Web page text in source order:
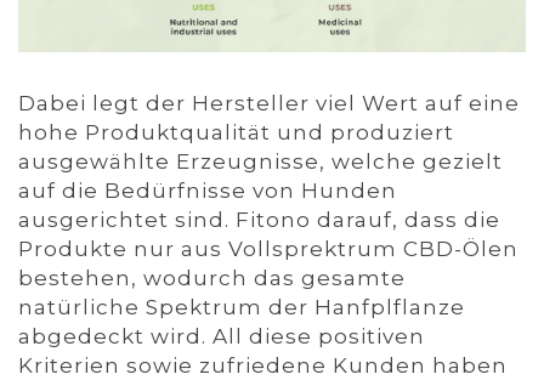
Dabei legt der Hersteller viel Wert auf eine
hohe Produktqualität und produziert
ausgewählte Erzeugnisse, welche gezielt
auf die Bedürfnisse von Hunden
ausgerichtet sind. Fitono darauf, dass die
Produkte nur aus Vollsprektrum CBD-Ölen
bestehen, wodurch das gesamte
natürliche Spektrum der Hanfplflanze
abgedeckt wird. All diese positiven
Kriterien sowie zufriedene Kunden haben